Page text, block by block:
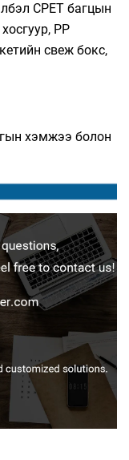
CPET багцын
PP
свеж бокс,
хэмжээ болон